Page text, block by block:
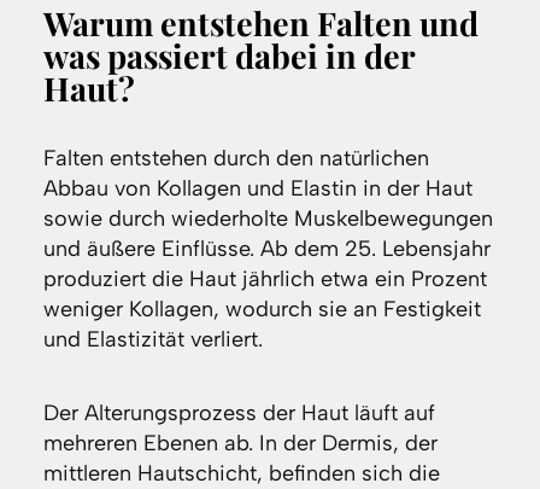
Warum entstehen Falten und
was passiert dabei in der
Haut?
Falten entstehen durch den natürlichen
Abbau von Kollagen und Elastin in der Haut
sowie durch wiederholte Muskelbewegungen
und äußere Einflüsse. Ab dem 25. Lebensjahr
produziert die Haut jährlich etwa ein Prozent
weniger Kollagen, wodurch sie an Festigkeit
und Elastizität verliert.
Der Alterungsprozess der Haut läuft auf
mehreren Ebenen ab. In der Dermis, der
mittleren Hautschicht, befinden sich die